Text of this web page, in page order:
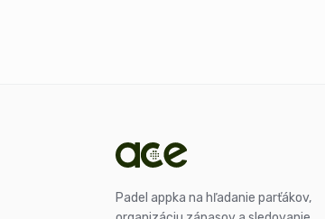
Padel appka na hľadanie parťákov,